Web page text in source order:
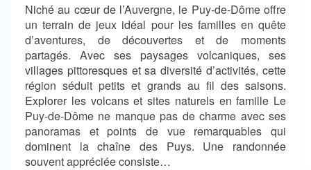
Niché au cœur de l’Auvergne, le Puy-de-Dôme offre
un terrain de jeux idéal pour les familles en quête
d’aventures, de découvertes et de moments
partagés. Avec ses paysages volcaniques, ses
villages pittoresques et sa diversité d’activités, cette
région séduit petits et grands au fil des saisons.
Explorer les volcans et sites naturels en famille Le
Puy-de-Dôme ne manque pas de charme avec ses
panoramas et points de vue remarquables qui
dominent la chaîne des Puys. Une randonnée
souvent appréciée consiste…